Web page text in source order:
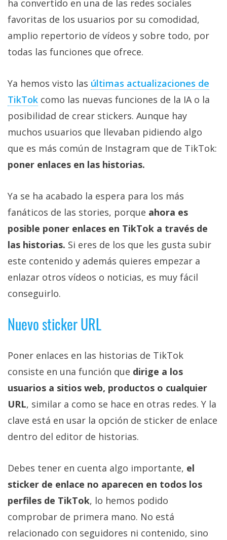
ha convertido en una de las redes sociales
favoritas de los usuarios por su comodidad,
amplio repertorio de vídeos y sobre todo, por
todas las funciones que ofrece.
Ya hemos visto las últimas actualizaciones de
TikTok como las nuevas funciones de la IA o la
posibilidad de crear stickers. Aunque hay
muchos usuarios que llevaban pidiendo algo
que es más común de Instagram que de TikTok:
poner enlaces en las historias.
Ya se ha acabado la espera para los más
fanáticos de las stories, porque ahora es
posible poner enlaces en TikTok a través de
las historias. Si eres de los que les gusta subir
este contenido y además quieres empezar a
enlazar otros vídeos o noticias, es muy fácil
conseguirlo.
Nuevo sticker URL
Poner enlaces en las historias de TikTok
consiste en una función que dirige a los
usuarios a sitios web, productos o cualquier
URL, similar a como se hace en otras redes. Y la
clave está en usar la opción de sticker de enlace
dentro del editor de historias.
Debes tener en cuenta algo importante, el
sticker de enlace no aparecen en todos los
perfiles de TikTok, lo hemos podido
comprobar de primera mano. No está
relacionado con seguidores ni contenido, sino